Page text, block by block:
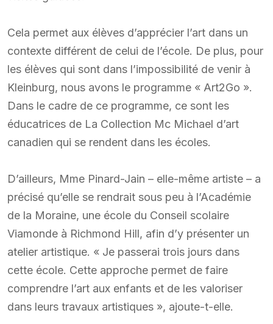
Cela permet aux élèves d’apprécier l’art dans un
contexte différent de celui de l’école. De plus, pour
les élèves qui sont dans l’impossibilité de venir à
Kleinburg, nous avons le programme « Art2Go ».
Dans le cadre de ce programme, ce sont les
éducatrices de La Collection Mc Michael d’art
canadien qui se rendent dans les écoles.
D’ailleurs, Mme Pinard-Jain – elle-même artiste – a
précisé qu’elle se rendrait sous peu à l’Académie
de la Moraine, une école du Conseil scolaire
Viamonde à Richmond Hill, afin d’y présenter un
atelier artistique. « Je passerai trois jours dans
cette école. Cette approche permet de faire
comprendre l’art aux enfants et de les valoriser
dans leurs travaux artistiques », ajoute-t-elle.